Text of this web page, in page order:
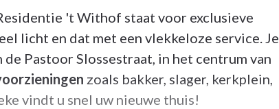
't Withof staat voor exclusieve
licht en dat met een vlekkeloze service. Je
Pastoor Slossestraat, in het centrum van
zoals bakker, slager, kerkplein,
vindt u snel uw nieuwe thuis!